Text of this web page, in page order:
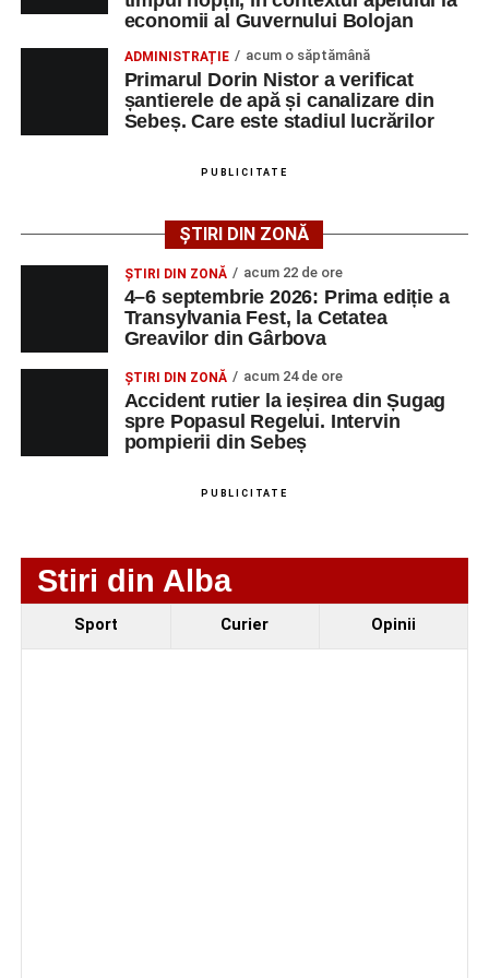
Urmărește-ne pe Google News
Ultimele știri din Sebeș
Femeie de 66 de ani, transportată în stare gravă la
strada Dorobanți din Sebeș
Accident pe strada Dorobanți din Sebeș: fermeie
de 66 de ani rănită grav, după ce a fost lovită de o
motocicletă
4–6 septembrie 2026: Prima ediție a Transylvania
Fest, la Cetatea Greavilor din Gârbova
economii al Guvernului Bolojan
ADMINISTRAȚIE acum o săptămână
Primarul Dorin Nistor a verificat
șantierele de apă și canalizare din
Sebeș. Care este stadiul lucrărilor
PUBLICITATE
ȘTIRI DIN ZONĂ
ȘTIRI DIN ZONĂ acum 22 de ore
4–6 septembrie 2026: Prima ediție a
Transylvania Fest, la Cetatea
Greavilor din Gârbova
ȘTIRI DIN ZONĂ acum 24 de ore
Accident rutier la ieșirea din Șugag
spre Popasul Regelui. Intervin
pompierii din Sebeș
PUBLICITATE
Stiri din Alba
Sport Curier Opinii